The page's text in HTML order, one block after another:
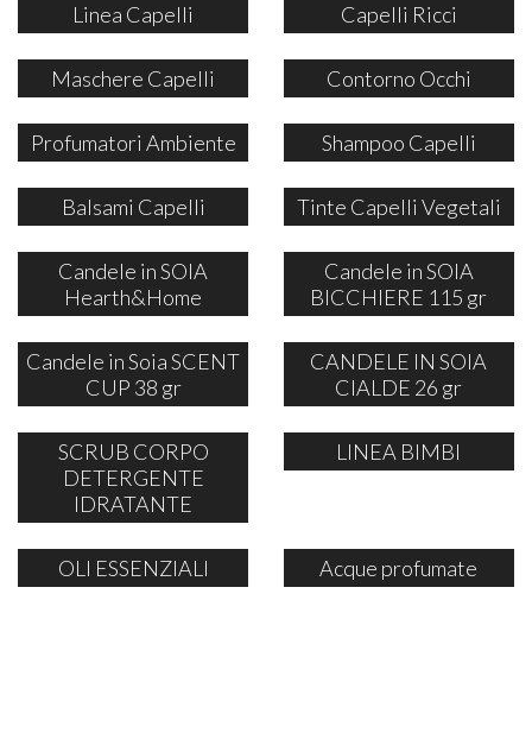
Linea Capelli Capelli Ricci
Maschere Capelli Contorno Occhi
Profumatori Ambiente Shampoo Capelli
Balsami Capelli Tinte Capelli Vegetali
Candele in SOIA
Hearth&Home
Candele in SOIA
BICCHIERE 115 gr
Candele in Soia SCENT
CUP 38 gr
CANDELE IN SOIA
CIALDE 26 gr
SCRUB CORPO
DETERGENTE
IDRATANTE
LINEA BIMBI
OLI ESSENZIALI Acque profumate